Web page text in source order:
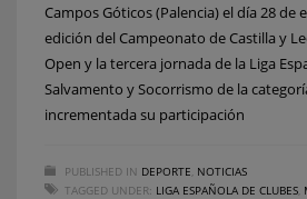
Campos Góticos (Palencia) el día 28 de
edición del Campeonato de Castilla y
Open y la tercera jornada de la Liga
Salvamento y Socorrismo de la
incrementada su participación
PUBLISHED IN DEPORTE NOTICIAS
TAGGED UNDER: LIGA ESPAÑOLA DE CLUBES